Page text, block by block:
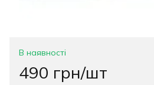
В наявності
490 грн/шт